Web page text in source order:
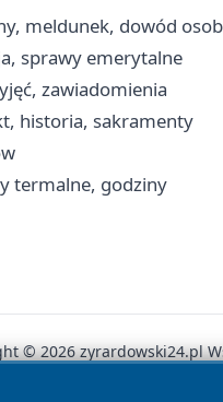
meldunek, dowód
sprawy emerytalne
zawiadomienia
historia, sakramenty
termalne, godziny
© 2026 zyrardowski24.pl